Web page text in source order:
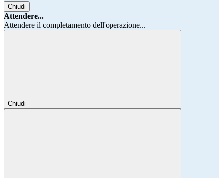
Chiudi
Attendere...
Attendere il completamento dell'operazione...
Chiudi